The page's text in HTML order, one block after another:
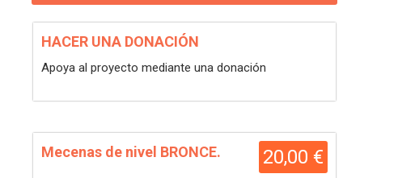
HACER UNA DONACIÓN
Apoya al proyecto mediante una donación
20,00 €
Mecenas de nivel BRONCE.